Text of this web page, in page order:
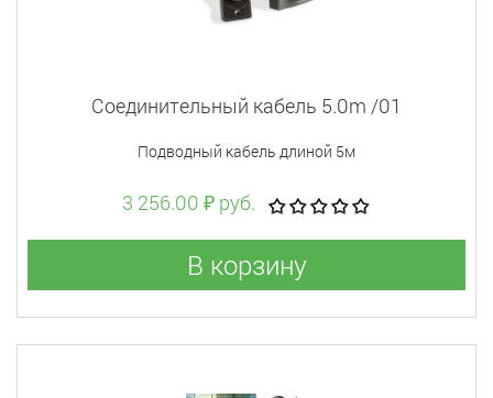
Соединительный кабель 5.0m /01
Подводный кабель длиной 5м
3 256.00 ₽ руб.
В корзину